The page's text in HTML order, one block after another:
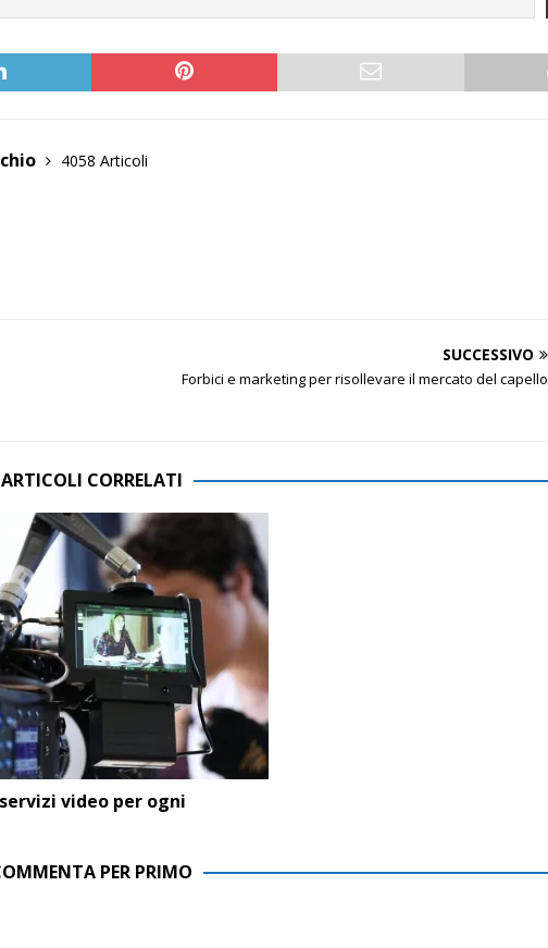
4058 Articoli
SUCCESSIVO
Forbici e marketing per risollevare il mercato del capello
ARTICOLI CORRELATI
video per ogni
PER PRIMO